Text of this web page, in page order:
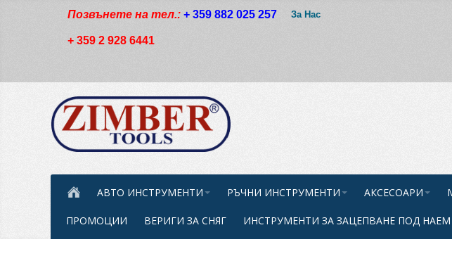
Позвънете на тел.: + 359 882 025 257
+ 359 2 928 6441
За Нас
АВТО ИНСТРУМЕНТИ РЪЧНИ ИНСТРУМЕНТИ АКСЕСОАРИ
ПРОМОЦИИ ВЕРИГИ ЗА СНЯГ ИНСТРУМЕНТИ ЗА ЗАЦЕПВАНЕ ПОД